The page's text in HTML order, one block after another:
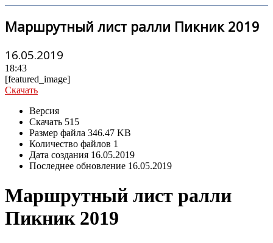
Маршрутный лист ралли Пикник 2019
16.05.2019
18:43
[featured_image]
Скачать
Версия
Скачать 515
Размер файла 346.47 KB
Количество файлов 1
Дата создания 16.05.2019
Последнее обновление 16.05.2019
Маршрутный лист ралли
Пикник 2019